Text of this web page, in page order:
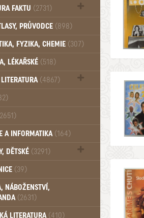
(102)
FAKTU (2731)
(503)PRŮVODCE (898)
FYZIKA, CHEMIE (307)
LÉKAŘSKÉ (518)
(4867)
zdraví životní styl (510)
A INFORMATIKA (164)
DĚTSKÉ (3291)
mládež (2887)
Dětské - Od roku 1949 (257)
(39)
NÁBOŽENSTVÍ,
(2631)
LITERATURA (410)